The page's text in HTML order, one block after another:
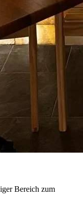
Bereich zum